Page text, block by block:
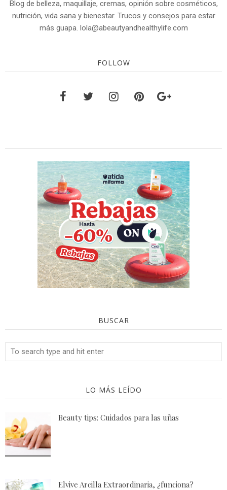
Blog de belleza, maquillaje, cremas, opinión sobre cosméticos,
nutrición, vida sana y bienestar. Trucos y consejos para estar
más guapa. lola@abeautyandhealthylife.com
FOLLOW
BUSCAR
LO MÁS LEÍDO
Beauty tips: Cuidados para las uñas
Elvive Arcilla Extraordinaria, ¿funciona?